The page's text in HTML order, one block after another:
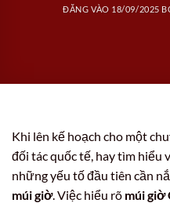
ĐĂNG VÀO 18/09/2025
Khi lên kế hoạch cho một
đối tác quốc tế, hay tìm hiểu
những yếu tố đầu tiên cần
múi giờ. Việc hiểu rõ múi giờ